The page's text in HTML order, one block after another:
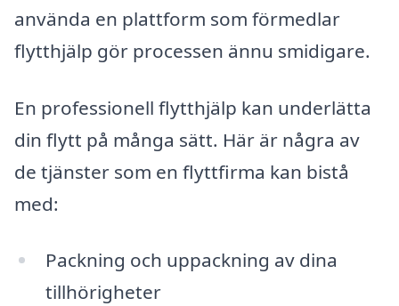
använda en plattform som förmedlar
flytthjälp gör processen ännu smidigare.
En professionell flytthjälp kan underlätta
din flytt på många sätt. Här är några av
de tjänster som en flyttfirma kan bistå
med:
Packning och uppackning av dina
tillhörigheter